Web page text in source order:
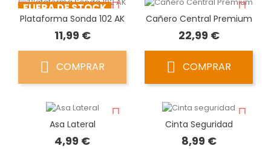
FUERA DE STOCK
Plataforma Sonda 102 AK
11,99 €Precio
COMPRAR
Cañero Central Premium
22,99 €Precio
COMPRAR
Asa Lateral
4,99 €Precio
Cinta Seguridad
8,99 €Precio